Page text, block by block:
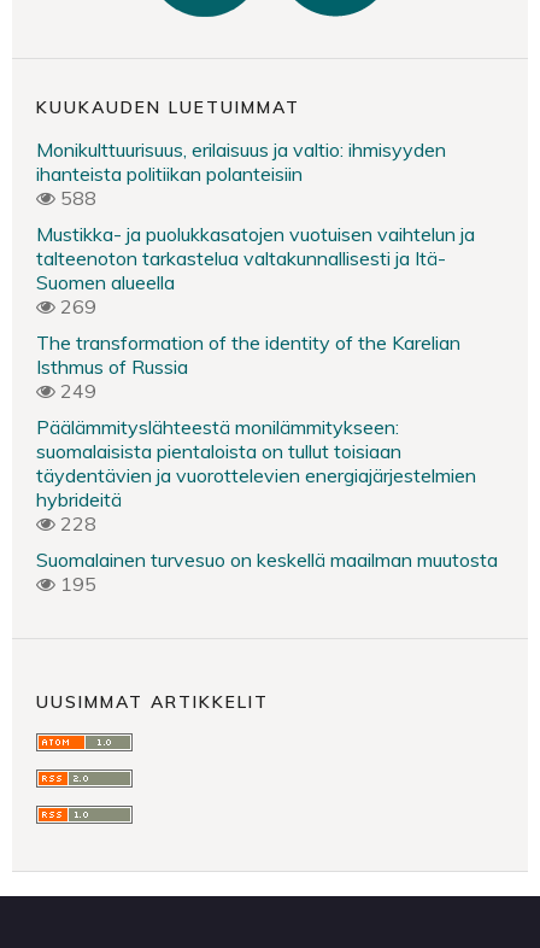
KUUKAUDEN LUETUIMMAT
Monikulttuurisuus, erilaisuus ja valtio: ihmisyyden
ihanteista politiikan polanteisiin
588
Mustikka- ja puolukkasatojen vuotuisen vaihtelun ja
talteenoton tarkastelua valtakunnallisesti ja Itä-
Suomen alueella
269
The transformation of the identity of the Karelian
Isthmus of Russia
249
Päälämmityslähteestä monilämmitykseen:
suomalaisista pientaloista on tullut toisiaan
täydentävien ja vuorottelevien energiajärjestelmien
hybrideitä
228
Suomalainen turvesuo on keskellä maailman muutosta
195
UUSIMMAT ARTIKKELIT